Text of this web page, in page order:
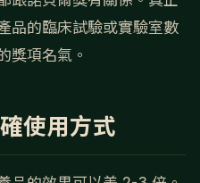
品的臨床試驗或實驗室數
獎項名氣。
使用方式